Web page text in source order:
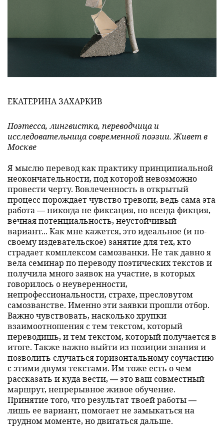
ЕКАТЕРИНА ЗАХАРКИВ
Поэтесса, лингвистка, переводчица и
исследовательница современной поэзии. Живет в
Москве
Я мыслю перевод как практику принципиальной
неокончательности, под которой невозможно
провести черту. Вовлеченность в открытый
процесс порождает чувство тревоги, ведь сама эта
работа — никогда не фиксация, но всегда фикция,
вечная потенциальность, неустойчивый
вариант... Как мне кажется, это идеальное (и по-
своему издевательское) занятие для тех, кто
страдает комплексом самозванки. Не так давно я
вела семинар по переводу поэтических текстов и
получила много заявок на участие, в которых
говорилось о неуверенности,
непрофессиональности, страхе, пресловутом
самозванстве. Именно эти заявки прошли отбор.
Важно чувствовать, насколько хрупки
взаимоотношения с тем текстом, который
переводишь, и тем текстом, который получается в
итоге. Также важно выйти из позиции знания и
позволить случаться горизонтальному соучастию
с этими двумя текстами. Им тоже есть о чем
рассказать и куда вести, — это ваш совместный
маршрут, непрерывное живое обучение.
Принятие того, что результат твоей работы —
лишь ее вариант, помогает не замыкаться на
трудном моменте, но двигаться дальше.